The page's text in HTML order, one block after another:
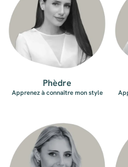
Phèdre
Apprenez à connaître mon style